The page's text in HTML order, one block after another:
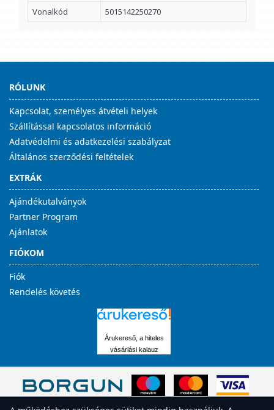
Vonalkód
5015142250270
RÓLUNK
Kapcsolat, személyes átvételi helyek
Szállítással kapcsolatos információ
Adatvédelmi és adatkezelési szabályzat
Általános szerződési feltételek
EXTRÁK
Ajándékutalványok
Partner Program
Ajánlatok
FIÓKOM
Fiók
Rendelés követés
Árukereső, a hiteles
vásárlási kalauz